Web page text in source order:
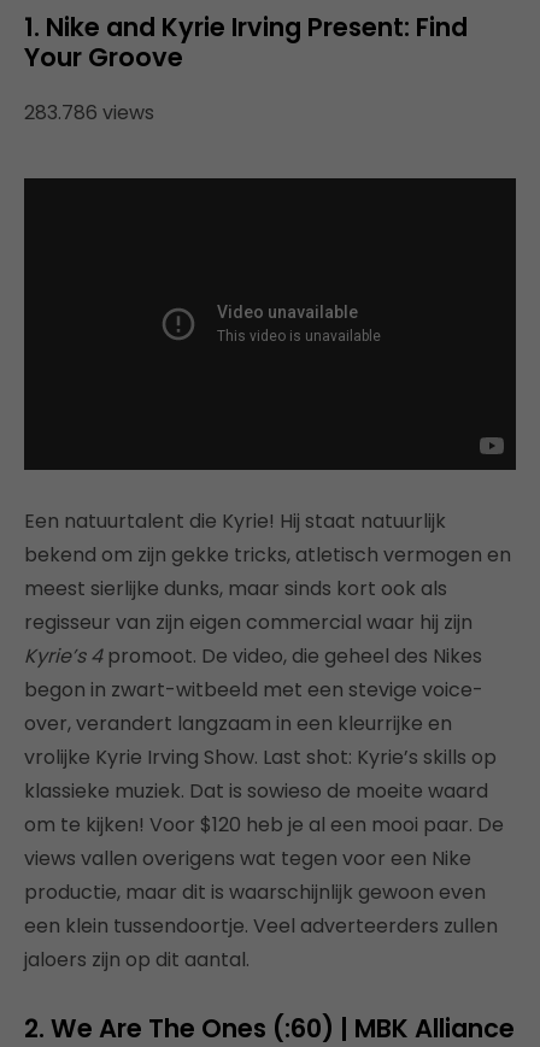
1. Nike and Kyrie Irving Present: Find
Your Groove
283.786 views
Een natuurtalent die Kyrie! Hij staat natuurlijk
bekend om zijn gekke tricks, atletisch vermogen en
meest sierlijke dunks, maar sinds kort ook als
regisseur van zijn eigen commercial waar hij zijn
Kyrie’s 4promoot. De video, die geheel des Nikes
begon in zwart-witbeeld met een stevige voice-
over, verandert langzaam in een kleurrijke en
vrolijke Kyrie Irving Show. Last shot: Kyrie’s skills op
klassieke muziek. Dat is sowieso de moeite waard
om te kijken! Voor $120 heb je al een mooi paar. De
views vallen overigens wat tegen voor een Nike
productie, maar dit is waarschijnlijk gewoon even
een klein tussendoortje. Veel adverteerders zullen
jaloers zijn op dit aantal.
2. We Are The Ones (:60) | MBK Alliance